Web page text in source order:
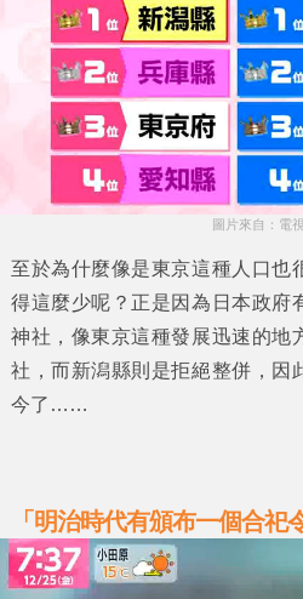
圖片來自：電
至於為什麼像是東京這種人口也
得這麼少呢？正是因為日本政府
神社，像東京這種發展迅速的地
社，而新潟縣則是拒絕整併，因
今了……
「明治時代有頒布一個合祀